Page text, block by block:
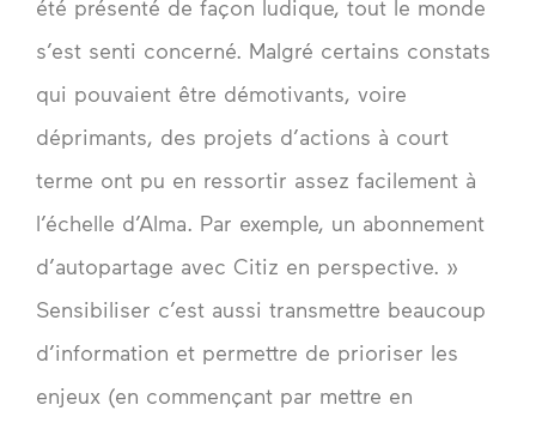
été présenté de façon ludique, tout le monde
s’est senti concerné. Malgré certains constats
qui pouvaient être démotivants, voire
déprimants, des projets d’actions à court
terme ont pu en ressortir assez facilement à
l’échelle d’Alma. Par exemple, un abonnement
d’autopartage avec Citiz en perspective. »
Sensibiliser c’est aussi transmettre beaucoup
d’information et permettre de prioriser les
enjeux (en commençant par mettre en